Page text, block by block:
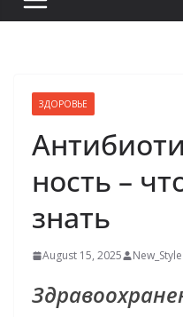
ЗДОРОВЬЕ
ность –
знать
August 15, 2025 New_Style